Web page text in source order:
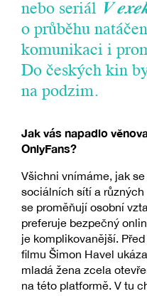
nebo seriál V
o průběhu
komunikaci i
Do českých kin
na podzim.
Jak vás napadlo
OnlyFans?
Všichni vnímáme, jak
sociálních sítí a
se proměňují osobní
preferuje bezpečný
je komplikovanější.
filmu Šimon Havel
mladá žena zcela
na této platformě. V tu